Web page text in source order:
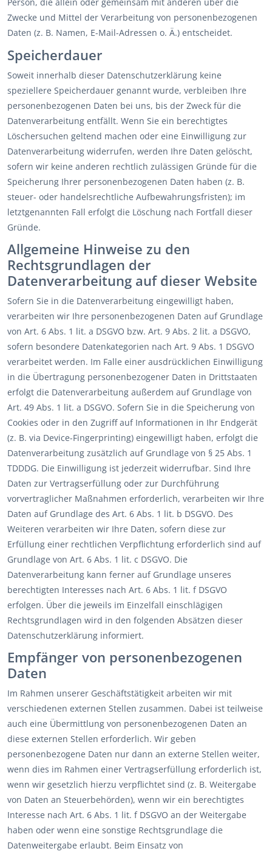
Zwecke und Mittel der Verarbeitung von personenbezogenen
Daten (z. B. Namen, E-Mail-Adressen o. Ä.) entscheidet.
Speicherdauer
Soweit innerhalb dieser Datenschutzerklärung keine
speziellere Speicherdauer genannt wurde, verbleiben Ihre
personenbezogenen Daten bei uns, bis der Zweck für die
Datenverarbeitung entfällt. Wenn Sie ein berechtigtes
Löschersuchen geltend machen oder eine Einwilligung zur
Datenverarbeitung widerrufen, werden Ihre Daten gelöscht,
sofern wir keine anderen rechtlich zulässigen Gründe für die
Speicherung Ihrer personenbezogenen Daten haben (z. B.
steuer- oder handelsrechtliche Aufbewahrungsfristen); im
letztgenannten Fall erfolgt die Löschung nach Fortfall dieser
Gründe.
Allgemeine Hinweise zu den
Rechtsgrundlagen der
Datenverarbeitung auf dieser Website
Sofern Sie in die Datenverarbeitung eingewilligt haben,
verarbeiten wir Ihre personenbezogenen Daten auf Grundlage
von Art. 6 Abs. 1 lit. a DSGVO bzw. Art. 9 Abs. 2 lit. a DSGVO,
sofern besondere Datenkategorien nach Art. 9 Abs. 1 DSGVO
verarbeitet werden. Im Falle einer ausdrücklichen Einwilligung
in die Übertragung personenbezogener Daten in Drittstaaten
erfolgt die Datenverarbeitung außerdem auf Grundlage von
Art. 49 Abs. 1 lit. a DSGVO. Sofern Sie in die Speicherung von
Cookies oder in den Zugriff auf Informationen in Ihr Endgerät
(z. B. via Device-Fingerprinting) eingewilligt haben, erfolgt die
Datenverarbeitung zusätzlich auf Grundlage von § 25 Abs. 1
TDDDG. Die Einwilligung ist jederzeit widerrufbar. Sind Ihre
Daten zur Vertragserfüllung oder zur Durchführung
vorvertraglicher Maßnahmen erforderlich, verarbeiten wir Ihre
Daten auf Grundlage des Art. 6 Abs. 1 lit. b DSGVO. Des
Weiteren verarbeiten wir Ihre Daten, sofern diese zur
Erfüllung einer rechtlichen Verpflichtung erforderlich sind auf
Grundlage von Art. 6 Abs. 1 lit. c DSGVO. Die
Datenverarbeitung kann ferner auf Grundlage unseres
berechtigten Interesses nach Art. 6 Abs. 1 lit. f DSGVO
erfolgen. Über die jeweils im Einzelfall einschlägigen
Rechtsgrundlagen wird in den folgenden Absätzen dieser
Datenschutzerklärung informiert.
Empfänger von personenbezogenen
Daten
Im Rahmen unserer Geschäftstätigkeit arbeiten wir mit
verschiedenen externen Stellen zusammen. Dabei ist teilweise
auch eine Übermittlung von personenbezogenen Daten an
diese externen Stellen erforderlich. Wir geben
personenbezogene Daten nur dann an externe Stellen weiter,
wenn dies im Rahmen einer Vertragserfüllung erforderlich ist,
wenn wir gesetzlich hierzu verpflichtet sind (z. B. Weitergabe
von Daten an Steuerbehörden), wenn wir ein berechtigtes
Interesse nach Art. 6 Abs. 1 lit. f DSGVO an der Weitergabe
haben oder wenn eine sonstige Rechtsgrundlage die
Datenweitergabe erlaubt. Beim Einsatz von